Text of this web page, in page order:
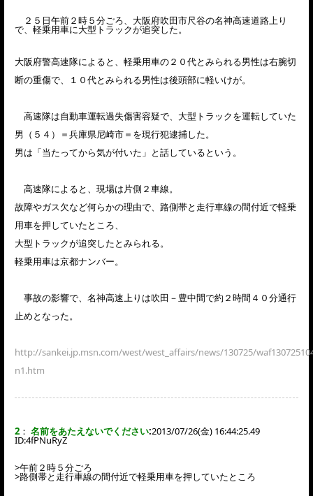
２５日午前２時５分ごろ、大阪府吹田市尺谷の名神高速道路上り
で、軽乗用車に大型トラックが追突した。
大阪府警高速隊によると、軽乗用車の２０代とみられる男性は右腕切
断の重傷で、１０代とみられる男性は後頭部に軽いけが。
高速隊は自動車運転過失傷害容疑で、大型トラックを運転していた
男（５４）＝兵庫県尼崎市＝を現行犯逮捕した。
男は「当たってから気が付いた」と話しているという。
高速隊によると、現場は片側２車線。
故障やガス欠など何らかの理由で、路側帯と走行車線の間付近で軽乗
用車を押していたところ、
大型トラックが追突したとみられる。
軽乗用車は京都ナンバー。
事故の影響で、名神高速上りは吹田－豊中間で約２時間４０分通行
止めとなった。
http://sankei.jp.msn.com/west/west_affairs/news/130725/
n1.htm
2 ： 名前をあたえないでください:2013/07/26(金) 16:44:25.49
ID:4fPNuRyZ
>午前２時５分ごろ
>路側帯と走行車線の間付近で軽乗用車を押していたところ